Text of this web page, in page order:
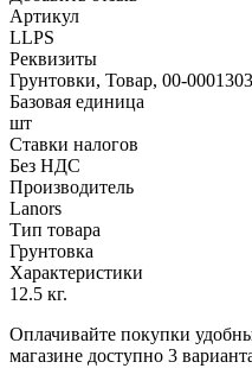
Артикул
LLPS
Реквизиты
Грунтовки, Товар, 00-
Базовая единица
шт
Ставки налогов
Без НДС
Производитель
Lanors
Тип товара
Грунтовка
Характеристики
12.5 кг.
Оплачивайте покупки
магазине доступно 3